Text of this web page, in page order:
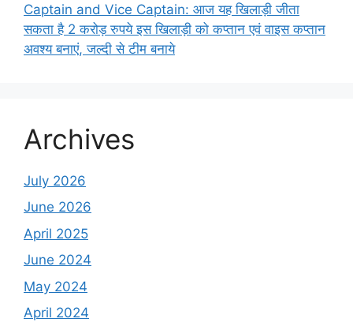
Captain and Vice Captain: आज यह खिलाड़ी जीता
सकता है 2 करोड़ रुपये इस खिलाड़ी को कप्तान एवं वाइस कप्तान
अवश्य बनाएं, जल्दी से टीम बनाये
Archives
July 2026
June 2026
April 2025
June 2024
May 2024
April 2024